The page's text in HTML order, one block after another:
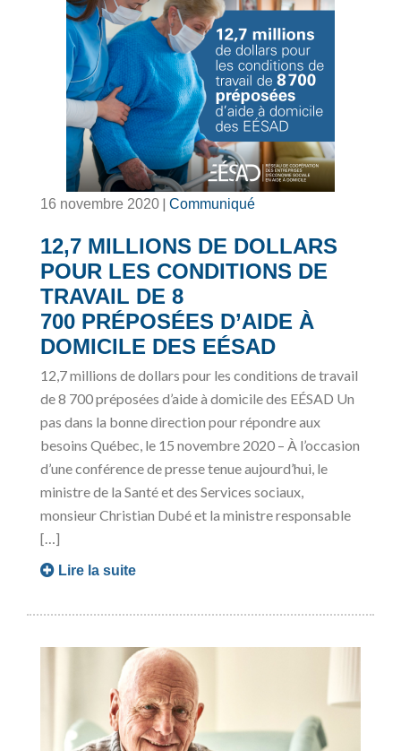
16 novembre 2020 | Communiqué
12,7 MILLIONS DE DOLLARS
POUR LES CONDITIONS DE
TRAVAIL DE 8
700 PRÉPOSÉES D’AIDE À
DOMICILE DES EÉSAD
12,7 millions de dollars pour les conditions de travail
de 8 700 préposées d’aide à domicile des EÉSAD Un
pas dans la bonne direction pour répondre aux
besoins Québec, le 15 novembre 2020 – À l’occasion
d’une conférence de presse tenue aujourd’hui, le
ministre de la Santé et des Services sociaux,
monsieur Christian Dubé et la ministre responsable
[…]
Lire la suite